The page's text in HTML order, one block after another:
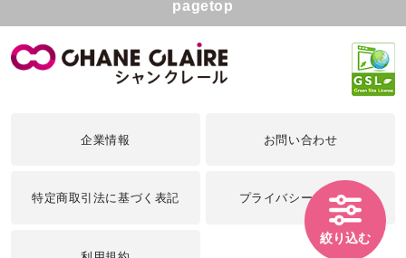
絞り込む
pagetop
企業情報 お問い合わせ
特定商取引法に基づく表記 プライバシーポリシー